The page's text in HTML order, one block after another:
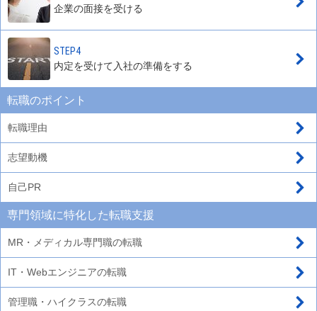
企業の面接を受ける
STEP4
内定を受けて入社の準備をする
転職のポイント
転職理由
志望動機
自己PR
専門領域に特化した転職支援
MR・メディカル専門職の転職
IT・Webエンジニアの転職
管理職・ハイクラスの転職